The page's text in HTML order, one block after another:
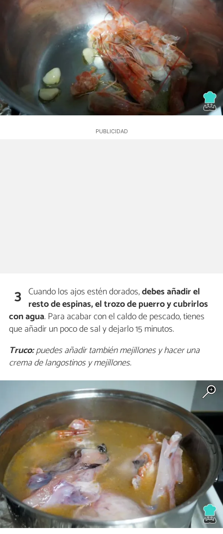
3 Cuando los ajos estén dorados,debes añadir el
resto de espinas, el trozo de puerro y cubrirlos
con agua. Para acabar con el caldo de pescado, tienes
que añadir un poco de sal y dejarlo 15 minutos.
Truco:puedes añadir también mejillones y hacer una
crema de langostinos y mejillones.